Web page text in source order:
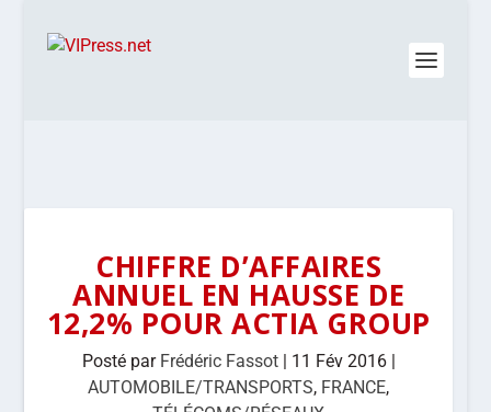
CHIFFRE D’AFFAIRES
ANNUEL EN HAUSSE DE
12,2% POUR ACTIA GROUP
Posté par Frédéric Fassot| 11 Fév 2016|
AUTOMOBILE/TRANSPORTS, FRANCE,